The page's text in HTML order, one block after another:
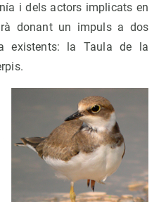
i dels actors implicats en
donant un impuls a dos
existents: la Taula de la